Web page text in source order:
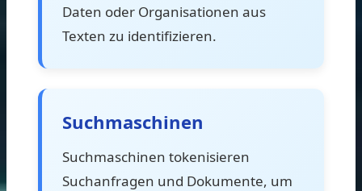
Daten oder Organisationen aus
Texten zu identifizieren.
Suchmaschinen
Suchmaschinen tokenisieren
Suchanfragen und Dokumente, um